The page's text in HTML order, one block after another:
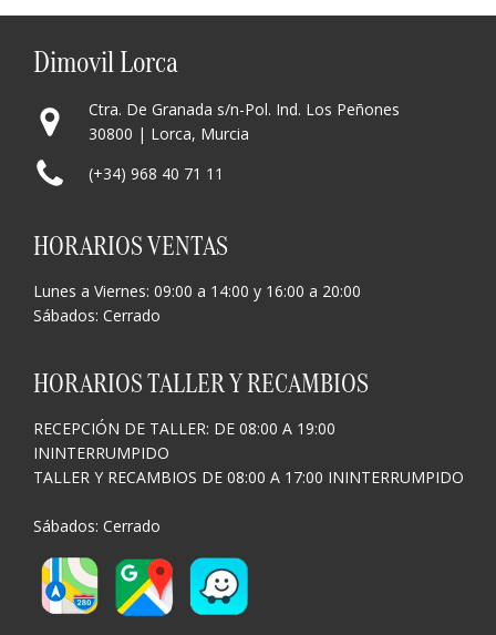
Dimovil Lorca
Ctra. De Granada s/n-Pol. Ind. Los Peñones
30800 | Lorca, Murcia
(+34) 968 40 71 11
HORARIOS VENTAS
Lunes a Viernes: 09:00 a 14:00 y 16:00 a 20:00
Sábados: Cerrado
HORARIOS TALLER Y RECAMBIOS
RECEPCIÓN DE TALLER: DE 08:00 A 19:00
ININTERRUMPIDO
TALLER Y RECAMBIOS DE 08:00 A 17:00 ININTERRUMPIDO
Sábados: Cerrado